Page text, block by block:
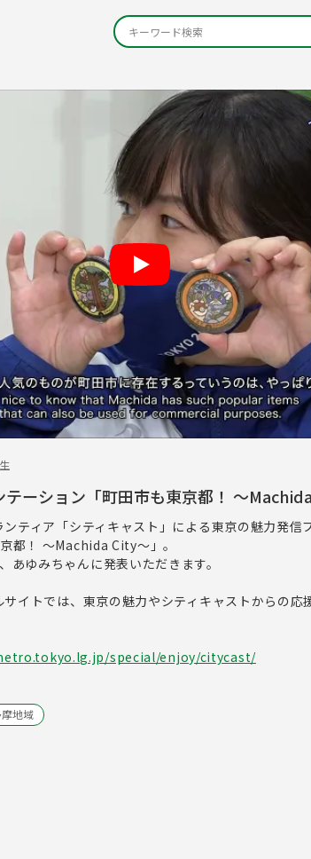
ーション「町田市も東京都！ ～Machida
ティア「シティキャスト」による東京の魅力発信
都！ ～Machida City～」。
あゆみちゃんに発表いただきます。
イトでは、東京の魅力やシティキャストからの応
special/enjoy/citycast/
地域